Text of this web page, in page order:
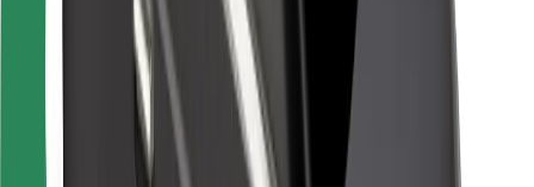
Pasažieriem
Autovadītājiem
Kurjeriem